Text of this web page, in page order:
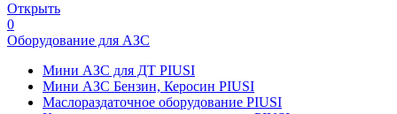
Открыть
0
Оборудование для АЗС
Мини АЗС для ДТ PIUSI
Мини АЗС Бензин, Керосин PIUSI
Маслораздаточное оборудование PIUSI